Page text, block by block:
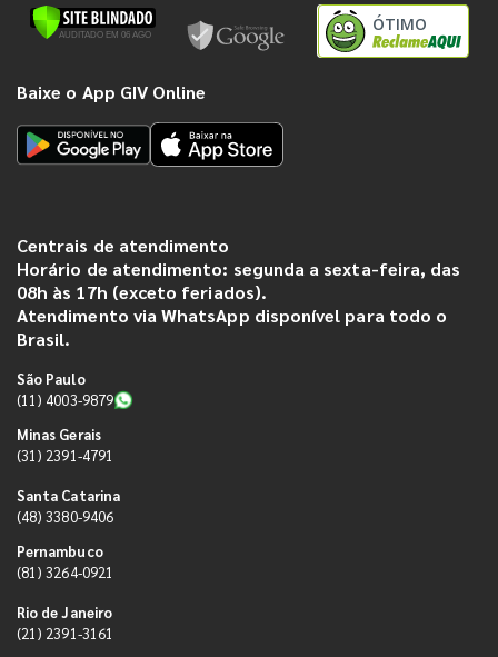
ÓTIMO
Baixe o App GIV Online
Centrais de atendimento
Horário de atendimento: segunda a sexta-feira, das
08h às 17h (exceto feriados).
Atendimento via WhatsApp disponível para todo o
Brasil.
São Paulo
(11) 4003-9879
Minas Gerais
(31) 2391-4791
Santa Catarina
(48) 3380-9406
Pernambuco
(81) 3264-0921
Rio de Janeiro
(21) 2391-3161